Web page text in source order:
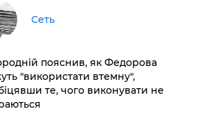
Сеть
пояснив, як Федорова
"використати втемну",
те, чого виконувати не